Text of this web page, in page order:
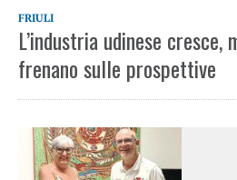
FRIULI
L’industria udinese cresce,
frenano sulle prospettive